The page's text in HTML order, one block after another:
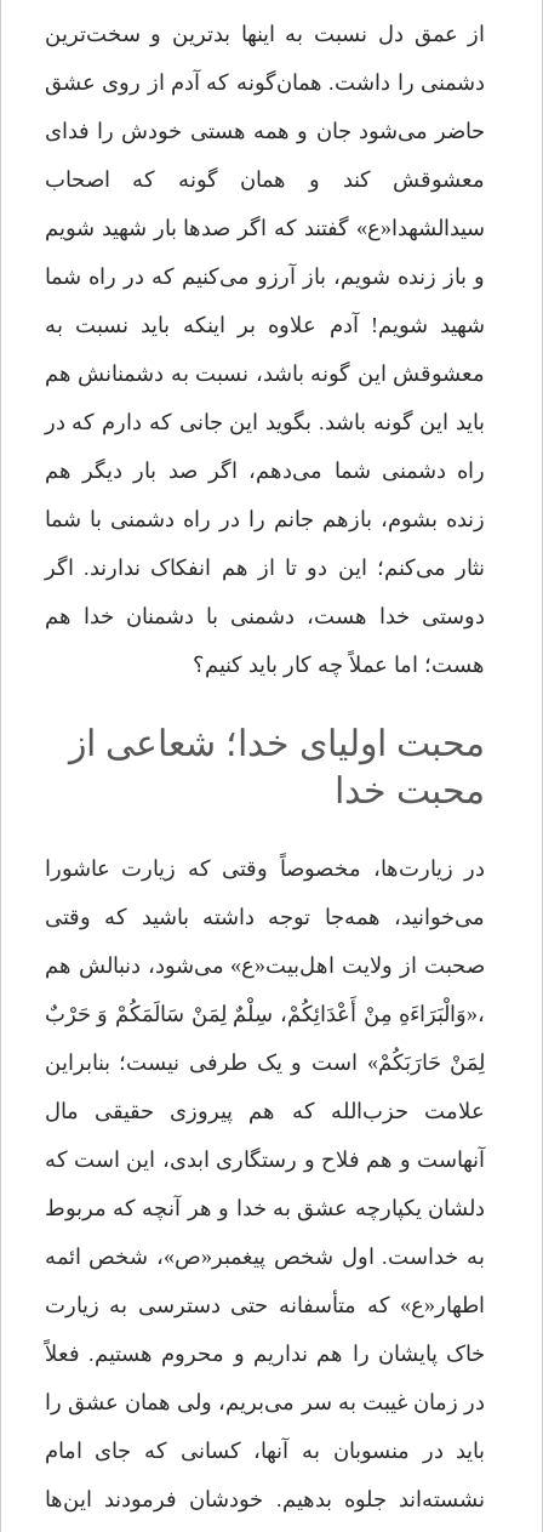
از عمق دل نسبت به اینها بدترین و سخت‌‌ترین
دشمنى را داشت. همان‌‌گونه که آدم از روى عشق
حاضر مى‌‌شود جان و همه هستى خودش را فداى
معشوقش کند و همان ‌گونه که اصحاب
سیدالشهدا«ع» گفتند که اگر صدها بار شهید شویم
و باز زنده شویم، باز آرزو مى‌‌کنیم که در راه شما
شهید شویم! آدم علاوه بر اینکه باید نسبت به
معشوقش این‌ گونه باشد، نسبت به دشمنانش هم
باید این‌ گونه باشد. بگوید این جانى که دارم که در
راه دشمنى شما مى‌‌دهم، اگر صد بار دیگر هم
زنده بشوم، بازهم جانم را در راه دشمنى با شما
نثار مى‌‌کنم؛ این دو تا از هم انفکاک ندارند. اگر
دوستى خدا هست، دشمنى با دشمنان خدا هم
هست؛ اما عملاً چه‌ کار باید کنیم؟
محبت اولیای خدا؛ شعاعی از
محبت خدا
در زیارت‌‌ها، مخصوصاً وقتی‌ که زیارت عاشورا
مى‌‌خوانید، همه‌جا توجه داشته باشید که وقتى
صحبت از ولایت اهل‌بیت«ع» مى‌‌شود، دنبالش هم
،«وَالْبَرَاءَهِ مِنْ أَعْدَائِکُمْ، سِلْمٌ لِمَنْ سَالَمَکُمْ وَ حَرْبٌ
لِمَنْ حَارَبَکُمْ» است و یک‌ طرفی نیست؛ بنابراین
علامت حزب‌الله که هم پیروزى حقیقى مال
آنهاست و هم فلاح و رستگارى ابدى، این است که
دلشان یکپارچه عشق به خدا و هر آنچه که مربوط
به خداست. اول شخص پیغمبر«ص»، شخص ائمه
اطهار«ع»‌ که متأسفانه حتى دسترسى به زیارت
خاک پایشان را هم نداریم و محروم هستیم. فعلاً
در زمان غیبت به سر مى‌‌بریم، ولى همان عشق را
باید در منسوبان به آنها، کسانی که جاى امام
نشسته‌اند جلوه بدهیم. خودشان فرمودند این‌ها